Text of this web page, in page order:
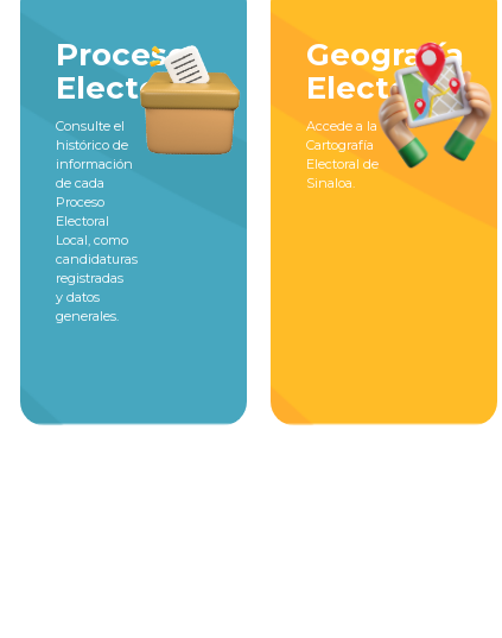
Proceso
Electoral
Consulte el
histórico de
información
de cada
Proceso
Electoral
Local, como
candidaturas
registradas
y datos
generales.
Geografía
Electoral
Accede a la
Cartografía
Electoral de
Sinaloa.